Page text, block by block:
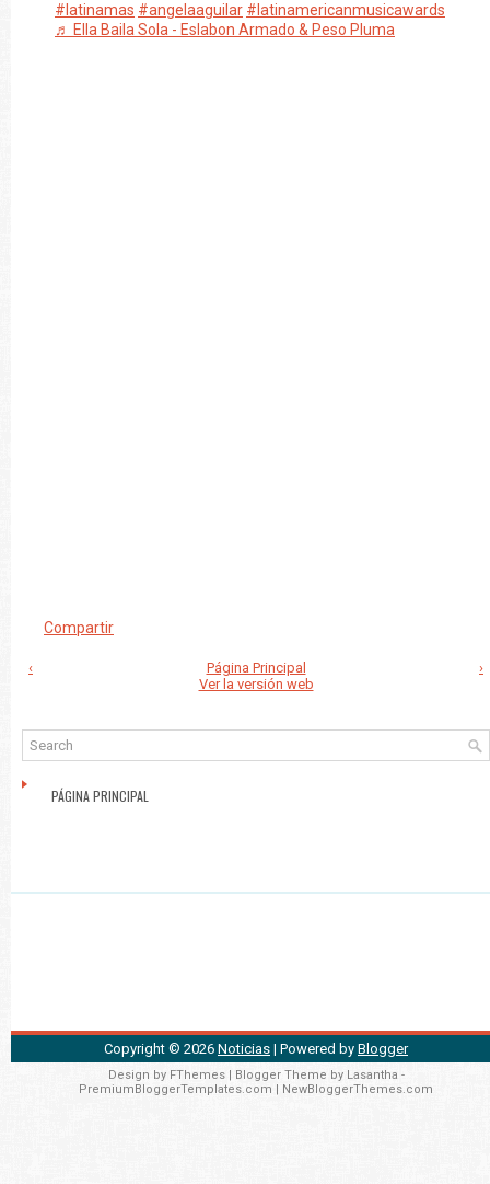
#latinamas #angelaaguilar #latinamericanmusicawards
♬ Ella Baila Sola - Eslabon Armado & Peso Pluma
Compartir
‹ ›
Página Principal
Ver la versión web
PÁGINA PRINCIPAL
Copyright © 2026 Noticias | Powered by Blogger
Design by FThemes| Blogger Theme by Lasantha -
PremiumBloggerTemplates.com | NewBloggerThemes.com